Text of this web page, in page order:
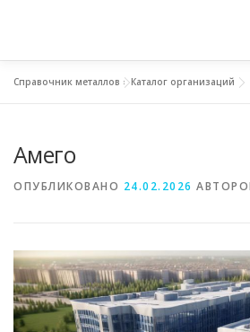
МЕТАЛЛЫ И ОКРУЖАЮЩАЯ
СВОЙСТВА МЕТАЛЛОВ
Справочник металлов »Каталог организаций
Амего
ОПУБЛИКОВАНО 24.02.2026